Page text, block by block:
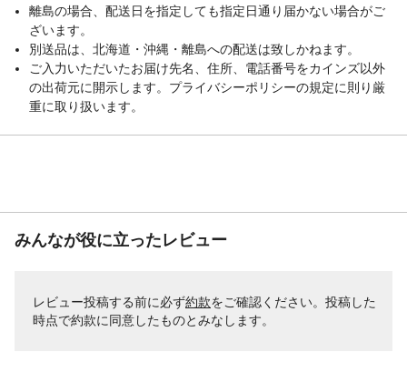
離島の場合、配送日を指定しても指定日通り届かない場合がご
ざいます。
別送品は、北海道・沖縄・離島への配送は致しかねます。
ご入力いただいたお届け先名、住所、電話番号をカインズ以外
の出荷元に開示します。プライバシーポリシーの規定に則り厳
重に取り扱います。
みんなが役に立ったレビュー
レビュー投稿する前に必ず約款をご確認ください。投稿した
時点で約款に同意したものとみなします。